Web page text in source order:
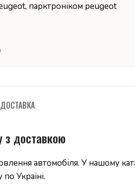
, парктроніком peugeot
ДОСТАВКА
з доставкою
автомобіля. У нашому
Україні.